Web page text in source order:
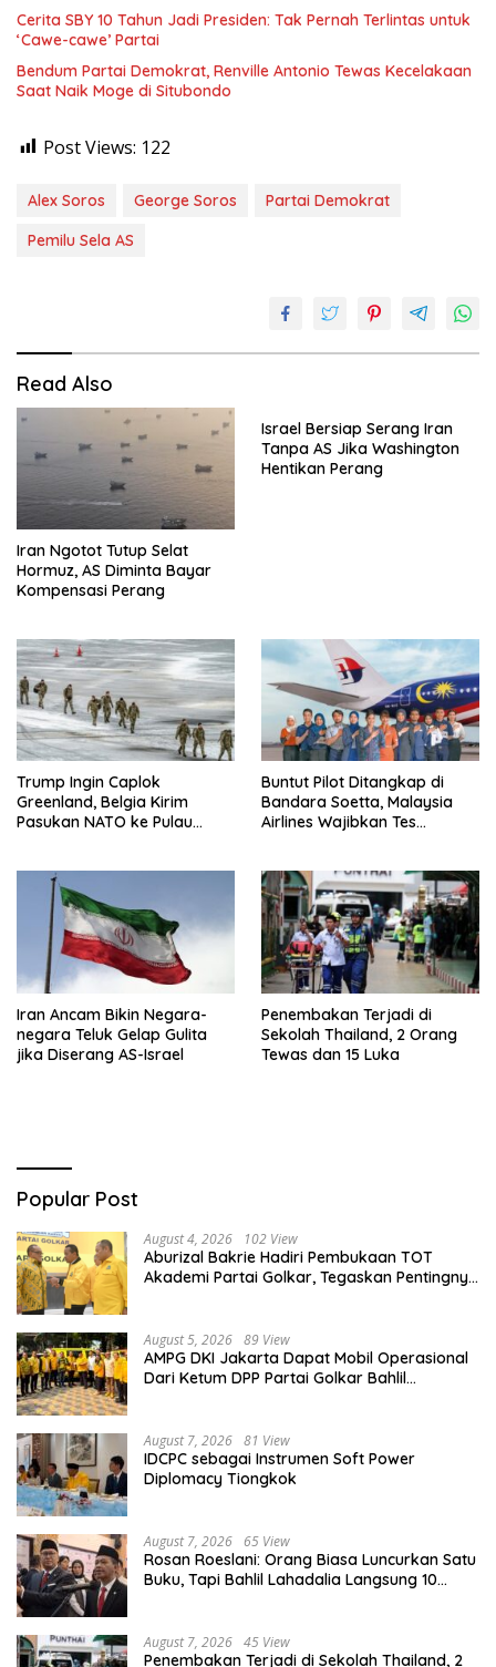
Cerita SBY 10 Tahun Jadi Presiden: Tak Pernah Terlintas untuk
‘Cawe-cawe’ Partai
Bendum Partai Demokrat, Renville Antonio Tewas Kecelakaan
Saat Naik Moge di Situbondo
Post Views: 122
Alex Soros George Soros
Partai Demokrat
Pemilu Sela AS
Read Also
Iran Ngotot Tutup Selat
Hormuz, AS Diminta Bayar
Kompensasi Perang
Israel Bersiap Serang Iran
Tanpa AS Jika Washington
Hentikan Perang
Trump Ingin Caplok
Greenland, Belgia Kirim
Pasukan NATO ke Pulau
Buntut Pilot Ditangkap di
Bandara Soetta, Malaysia
Airlines Wajibkan Tes
Iran Ancam Bikin Negara-
negara Teluk Gelap Gulita
jika Diserang AS-Israel
Penembakan Terjadi di
Sekolah Thailand, 2 Orang
Tewas dan 15 Luka
Popular Post
August 4, 2026 102 View
Aburizal Bakrie Hadiri Pembukaan TOT
Akademi Partai Golkar, Tegaskan Pentingnya
August 5, 2026 89 View
AMPG DKI Jakarta Dapat Mobil Operasional
Dari Ketum DPP Partai Golkar Bahlil
August 7, 2026 81 View
IDCPC sebagai Instrumen Soft Power
Diplomacy Tiongkok
August 7, 2026 65 View
Rosan Roeslani: Orang Biasa Luncurkan Satu
Buku, Tapi Bahlil Lahadalia Langsung 10
August 7, 2026 45 View
Penembakan Terjadi di Sekolah Thailand, 2